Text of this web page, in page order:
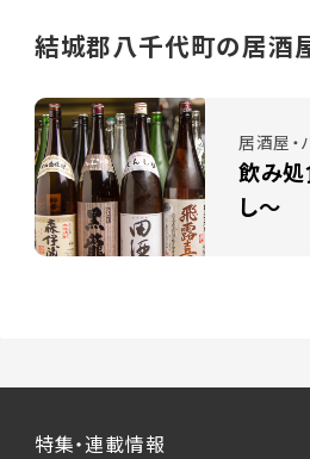
結城郡八千代町の居酒
居酒屋
飲み
し～
特集・連載情報